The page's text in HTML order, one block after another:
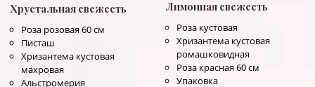
Хрустальная свежесть
Роза розовая 60 см
Писташ
Хризантема кустовая
махровая
Альстромерия
Лимонная свежесть
Роза кустовая
Хризантема кустовая
ромашковидная
Роза красная 60 см
Упаковка